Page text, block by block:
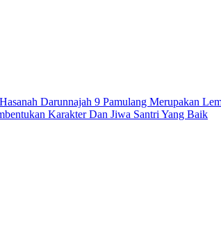
Darunnajah 9 Pamulang Merupakan
Karakter Dan Jiwa Santri Yang Baik